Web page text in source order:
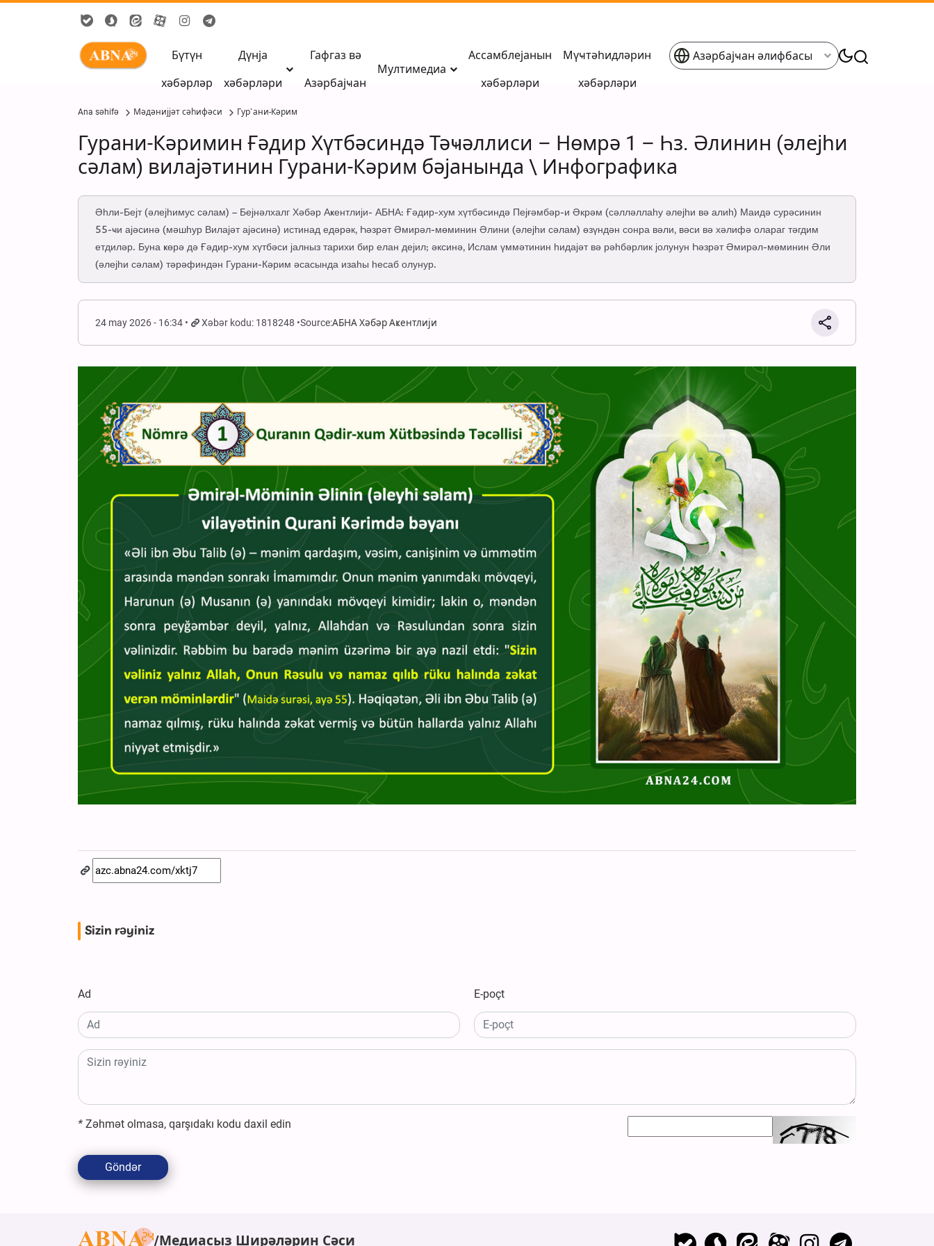
Бүтүн
хәбәрләр
Дүнја
хәбәрләри
Гафгаз вә
Азәрбајҹан
Мултимедиа
Ассамблејанын
хәбәрләри
Мүҹтәһидләрин
хәбәрләри
Азәрбајҹан әлифбасы
Ana səhifə Мәдәнијјәт сәһифәси Гур`ани-Кәрим
Гурани-Кәримин Ғәдир Хүтбәсиндә Тәҹәллиси – Нөмрә 1 – Һз. Әлинин (әлејһи
сәлам) вилајәтинин Гурани-Кәрим бәјанында \ Инфографика
Әһли-Бејт (әлејһимус сәлам) – Бејнәлхалг Хәбәр Аҝентлији- АБНА: Ғәдир-хум хүтбәсиндә Пејғәмбәр-и Әкрәм (сәлләллаһу әлејһи вә алиһ) Маидә сурәсинин
55-ҹи ајәсинә (мәшһур Вилајәт ајәсинә) истинад едәрәк, Һәзрәт Әмирәл-мөминин Әлини (әлејһи сәлам) өзүндән сонра вәли, вәси вә хәлифә олараг тәгдим
етдиләр. Буна ҝөрә дә Ғәдир-хум хүтбәси јалныз тарихи бир елан дејил; әксинә, Ислам үммәтинин һидајәт вә рәһбәрлик јолунун Һәзрәт Әмирәл-мөминин Әли
(әлејһи сәлам) тәрәфиндән Гурани-Кәрим әсасында изаһы һесаб олунур.
24 may 2026 - 16:34 Xəbər kodu: 1818248 Source:АБНА Хәбәр Аҝентлији
Sizin rəyiniz
Ad E-poçt
* Zəhmət olmasa, qarşıdakı kodu daxil edin
Göndər
Медиасыз Ширәләрин Сәси